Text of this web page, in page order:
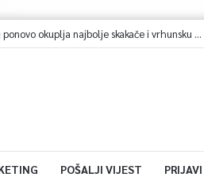
Sarajevo u znaku spektakla: Bentbaša Cliff Diving ponovo okuplja najbolje skakače i vrhunsku zabavu
POŠALJI VIJEST